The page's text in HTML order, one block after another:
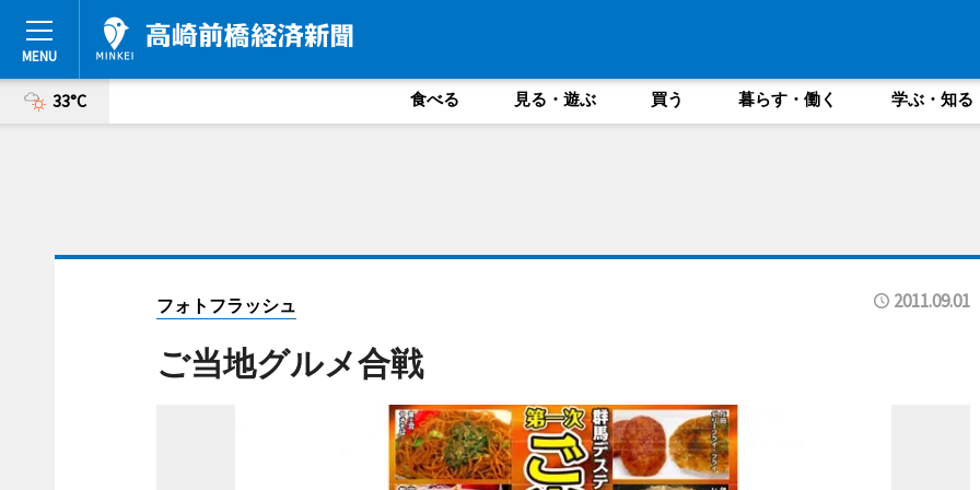
33°C 食べる 見る・遊ぶ 買う 暮らす・働く 学ぶ・知る
フォトフラッシュ 2011.09.01
ご当地グルメ合戦